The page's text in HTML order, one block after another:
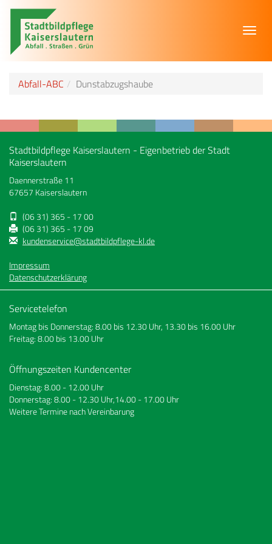
Abfall-ABC Dunstabzugshaube
Stadtbildpflege Kaiserslautern - Eigenbetrieb der Stadt
Kaiserslautern
Daennerstraße 11
67657 Kaiserslautern
(06 31) 365 - 17 00
(06 31) 365 - 17 09
kundenservice@stadtbildpflege-kl.de
Impressum
Datenschutzerklärung
Servicetelefon
Montag bis Donnerstag: 8.00 bis 12.30 Uhr, 13.30 bis 16.00 Uhr
Freitag: 8.00 bis 13.00 Uhr
Öffnungszeiten Kundencenter
Dienstag: 8.00 - 12.00 Uhr
Donnerstag: 8.00 - 12.30 Uhr,14.00 - 17.00 Uhr
Weitere Termine nach Vereinbarung